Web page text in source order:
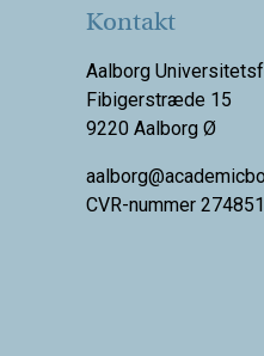
Kontakt
Aalborg
Fibigerstræde 15
9220 Aalborg Ø
CVR-nummer